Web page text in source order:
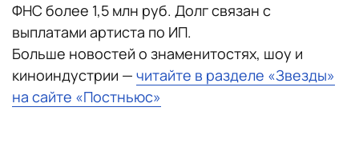
ФНС более 1,5 млн руб. Долг связан с
выплатами артиста по ИП.
Больше новостей о знаменитостях, шоу и
киноиндустрии — читайте в разделе «Звезды»
на сайте «Постньюс»